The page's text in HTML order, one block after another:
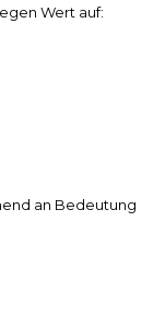
Wert auf:
an Bedeutung